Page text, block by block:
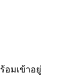
อมเข้าอยู่